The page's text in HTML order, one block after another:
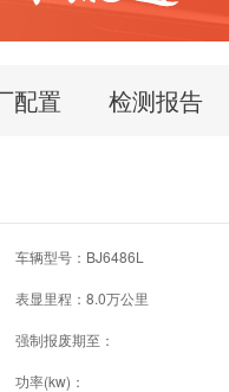
配置 检测报告
车辆型号：BJ6486L
表显里程：8.0万公里
强制报废期至：
功率(kw)：